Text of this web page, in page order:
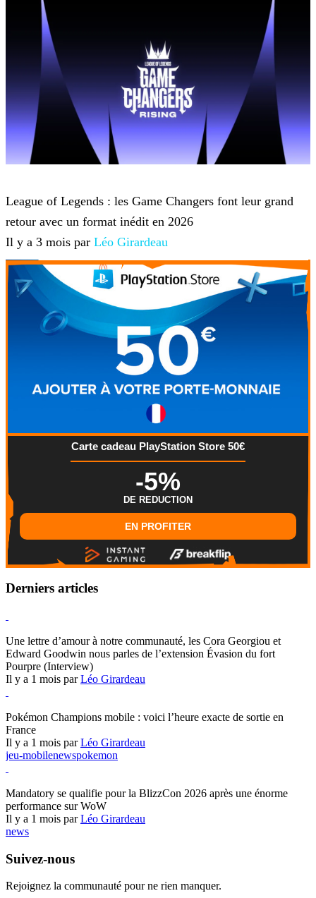
League of Legends : les Game Changers font leur grand
retour avec un format inédit en 2026
Il y a 3 mois par Léo Girardeau
Carte cadeau PlayStation Store 50€
-5%
DE REDUCTION
EN PROFITER
Derniers articles
Une lettre d’amour à notre communauté, les Cora Georgiou et
Edward Goodwin nous parles de l’extension Évasion du fort
Pourpre (Interview)
Il y a 1 mois parLéo Girardeau
Pokémon Champions mobile : voici l’heure exacte de sortie en
France
Il y a 1 mois parLéo Girardeau
jeu-mobilenewspokemon
Mandatory se qualifie pour la BlizzCon 2026 après une énorme
performance sur WoW
Il y a 1 mois parLéo Girardeau
news
Suivez-nous
Rejoignez la communauté pour ne rien manquer.